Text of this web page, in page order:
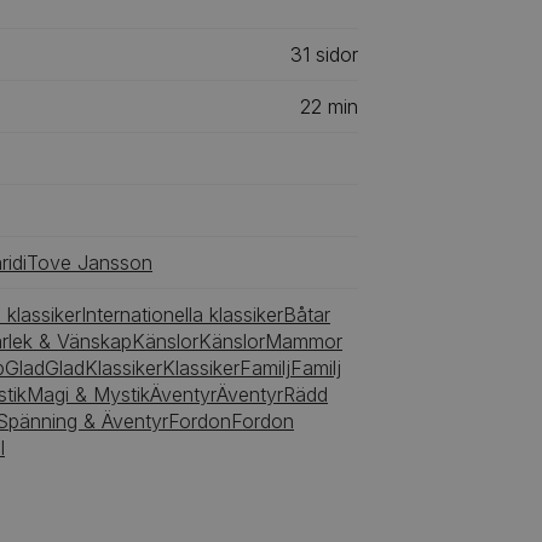
31 ‎‎ sidor
22 min
Tove Jansson
klassikerInternationella klassikerBåtar
& VänskapKänslorKänslorMammor
GladGladKlassikerKlassikerFamiljFamilj
Magi & MystikÄventyrÄventyrRädd
& ÄventyrFordonFordon